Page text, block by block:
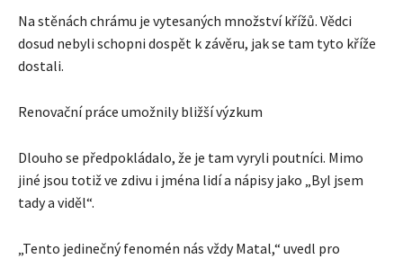
Na stěnách chrámu je vytesaných množství křížů. Vědci
dosud nebyli schopni dospět k závěru, jak se tam tyto kříže
dostali.
Renovační práce umožnily bližší výzkum
Dlouho se předpokládalo, že je tam vyryli poutníci. Mimo
jiné jsou totiž ve zdivu i jména lidí a nápisy jako „Byl jsem
tady a viděl“.
„Tento jedinečný fenomén nás vždy Matal,“ uvedl pro